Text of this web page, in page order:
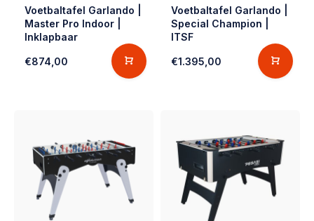
Voetbaltafel Garlando |
Master Pro Indoor |
Inklapbaar
€874,00
Voetbaltafel Garlando |
Special Champion |
ITSF
€1.395,00